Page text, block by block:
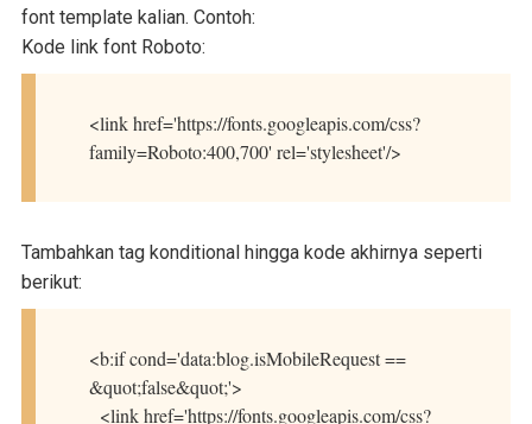
font template kalian. Contoh:
Kode link font Roboto:
<link href='https://fonts.googleapis.com/css?
family=Roboto:400,700' rel='stylesheet'/>
Tambahkan tag konditional hingga kode akhirnya seperti
berikut:
<b:if cond='data:blog.isMobileRequest ==
&quot;false&quot;'>
<link href='https://fonts.googleapis.com/css?